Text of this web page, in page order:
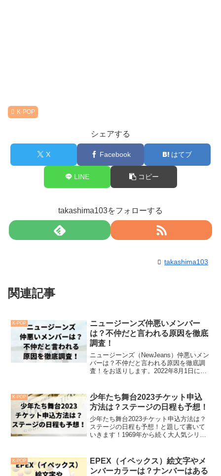
K-POP
シェアする
X Facebook はてブ
LINE コピー
takashima103をフォローする
takashima103
関連記事
K-POP
ニュージーンズ仲悪いメンバー
は？不仲だと言われる原因を徹底
調査！
ニュージーンズ（NewJeans）仲悪いメン
バーは？不仲だと言われる原因を徹底調
査！をお送りします。2022年8月1日にデ
彼女たちですが、なぜか不仲説がウワサ
されて...
K-POP
少年たち舞台2023チケット申込
方法は？ステージの日程も予想！
少年たち舞台2023チケット申込方法は？
ステージの日程も予想！と題して書いて
いきます！1969年から続く大人気シリー
演をSnowManの岩本照くんが務めている
ので是...
K-POP
EPEX（イペックス）絵文字やメ
ンバーカラーは？ナンバーはある